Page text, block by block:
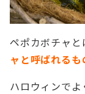
ペポカボチャ
ャと呼ばれる
ハロウィンでよ